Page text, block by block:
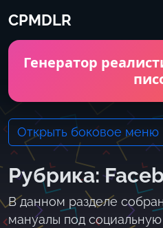
CPMDLR
Генератор
Рубрика:
В данном разделе
мануалы под
Открыть боковое меню